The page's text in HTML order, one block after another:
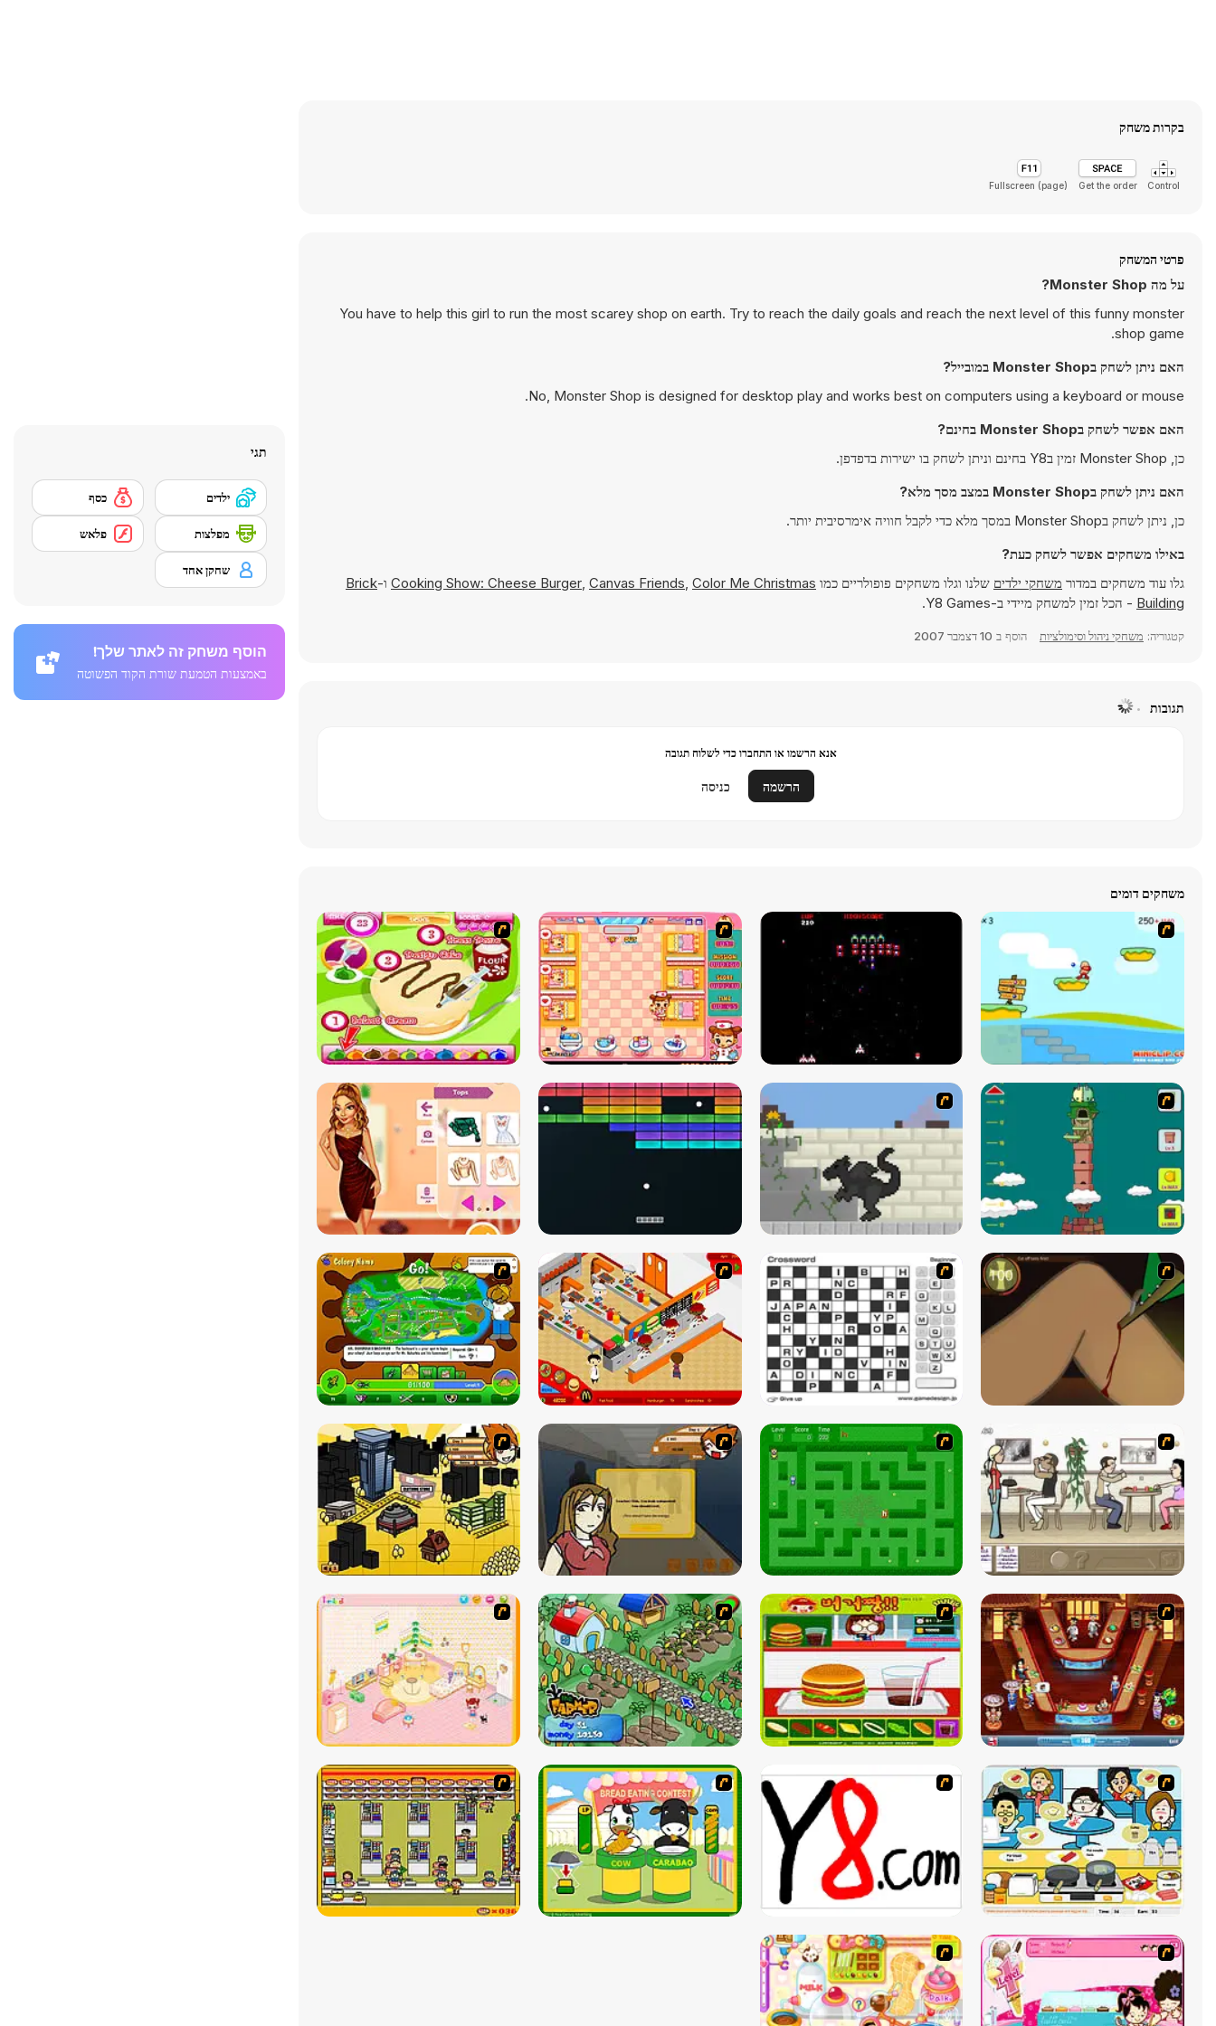
בקרות משחק
Control
Get the order
Fullscreen (page)
פרטי המשחק
על מה Monster Shop?
You have to help this girl to run the most scarey shop on earth. Try to reach the daily goals and reach the next level of this funny monster
shop game.
האם ניתן לשחק בMonster Shop במובייל?
No, Monster Shop is designed for desktop play and works best on computers using a keyboard or mouse.
האם אפשר לשחק בMonster Shop בחינם?
כן, Monster Shop זמין בY8 בחינם וניתן לשחק בו ישירות בדפדפן.
האם ניתן לשחק בMonster Shop במצב מסך מלא?
כן, ניתן לשחק בMonster Shop במסך מלא כדי לקבל חוויה אימרסיבית יותר.
באילו משחקים אפשר לשחק כעת?
גלו עוד משחקים במדור משחקי ילדים שלנו וגלו משחקים פופולריים כמו Cooking Show: Cheese Burger, Canvas Friends, Color Me Christmas ו-Brick
Building - הכל זמין למשחק מיידי ב-Y8 Games.
קטגוריה: משחקי ניהול וסימולציות הוסף ב 10 דצמבר 2007
תגובות
אנא הרשמו או התחברו כדי לשלוח תגובה
הרשמה כניסה
משחקים דומים
תגי
ילדים כסף
מפלצות פלאש
שחקן אחד
הוסף משחק זה לאתר שלך!
באמצעות הטמעת שורת הקוד הפשוטה